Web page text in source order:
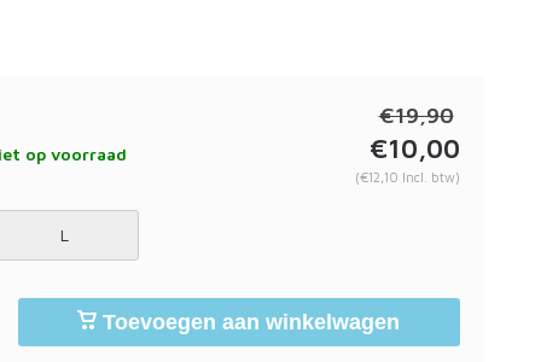
op voorraad
€19,90
€10,00
(€12,10 Incl. btw)
L
Toevoegen aan winkelwagen